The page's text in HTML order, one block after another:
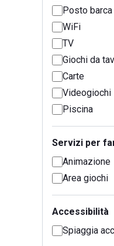
Posto barca
WiFi
TV
Giochi da
Carte
Videogiochi
Piscina
Servizi per
Animazione
Area giochi
Accessibilità
Spiaggia